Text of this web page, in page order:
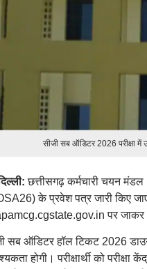
सीजी सब ऑडिटर 2026 परीक्षा में
छत्तीसगढ़ कर्मचारी चयन
के प्रवेश पत्र जारी किए
पर
सब ऑडिटर हॉल टिकट 2026
होगी। परीक्षार्थी को